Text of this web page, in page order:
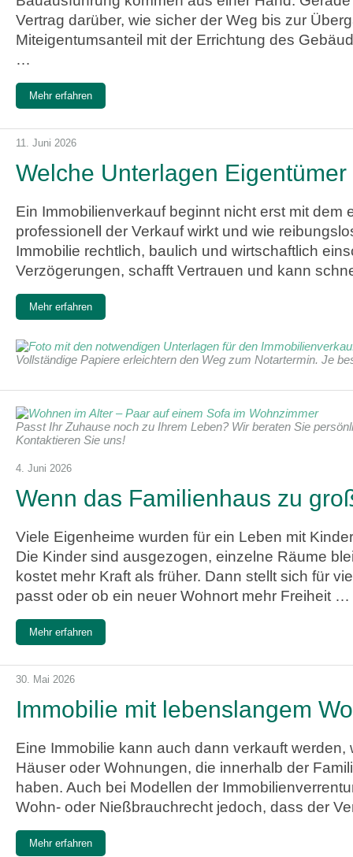
Vertrag darüber, wie sicher der Weg bis zur
Miteigentumsanteil mit der Errichtung des
…
Mehr erfahren
11. Juni 2026
Welche Unterlagen
Ein Immobilienverkauf beginnt nicht erst mit
professionell der Verkauf wirkt und wie
Immobilie rechtlich, baulich und wirtschaftlich
Verzögerungen, schafft Vertrauen und kann
Mehr erfahren
Vollständige Papiere erleichtern den Weg zum Notartermin. Je
Passt Ihr Zuhause noch zu Ihrem Leben? Wir beraten Sie
Kontaktieren Sie uns!
4. Juni 2026
Wenn das Familienhaus zu
Viele Eigenheime wurden für ein Leben mit
Die Kinder sind ausgezogen, einzelne Räume
kostet mehr Kraft als früher. Dann stellt sich für
passt oder ob ein neuer Wohnort mehr Freiheit …
Mehr erfahren
30. Mai 2026
Immobilie mit lebenslangem
Eine Immobilie kann auch dann verkauft
Häuser oder Wohnungen, die innerhalb der
haben. Auch bei Modellen der
Wohn- oder Nießbrauchrecht jedoch, dass der
Mehr erfahren